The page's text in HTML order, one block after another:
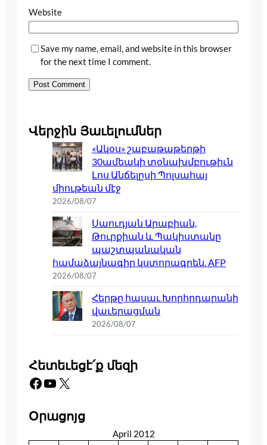
Website
Save my name, email, and website in this browser
for the next time I comment.
Վերջին Յաւելումներ
«Ակօս» շաբաթաթերթի
30ամեակի տօնախմբութիւն
Լոս Անճելըսի Պոլսահայ
միութեան մէջ
2026/08/07
Սաուդյան Արաբիան,
Թուրքիան և Պակիստանը
պաշտպանական
համաձայնագիր կստորագրեն. AFP
2026/08/07
Հերթը հասաւ Խորհրդարանի
վաւերացման
2026/08/07
Հետեւեցէ՛ք մեզի
Facebook YouTube X
Օրացոյց
April 2012